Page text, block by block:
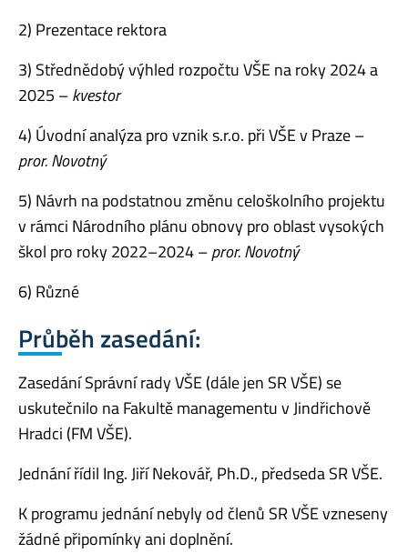
2) Prezentace rektora
3) Střednědobý výhled rozpočtu VŠE na roky 2024 a
2025 –kvestor
4) Úvodní analýza pro vznik s.r.o. při VŠE v Praze –
pror. Novotný
5) Návrh na podstatnou změnu celoškolního projektu
v rámci Národního plánu obnovy pro oblast vysokých
škol pro roky 2022–2024 –pror. Novotný
6) Různé
Průběh zasedání:
Zasedání Správní rady VŠE (dále jen SR VŠE) se
uskutečnilo na Fakultě managementu v Jindřichově
Hradci (FM VŠE).
Jednání řídil Ing. Jiří Nekovář, Ph.D., předseda SR VŠE.
K programu jednání nebyly od členů SR VŠE vzneseny
žádné připomínky ani doplnění.